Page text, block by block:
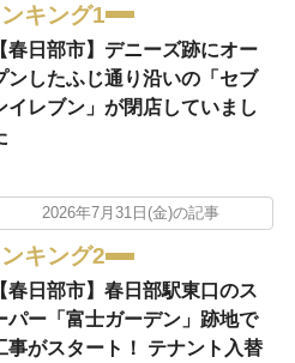
キング1
【春日部市】デニーズ跡にオー
ンしたふじ通り沿いの「セブ
イレブン」が閉店していまし
2026年7月31日(金)の記事
キング2
【春日部市】春日部駅東口のス
パー「富士ガーデン」跡地で
事がスタート！ テナント入替